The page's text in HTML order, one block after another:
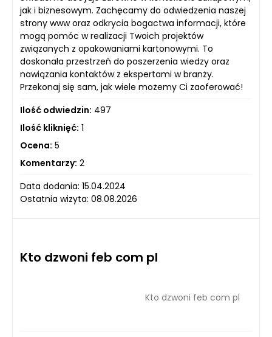
jak i biznesowym. Zachęcamy do odwiedzenia naszej
strony www oraz odkrycia bogactwa informacji, które
mogą pomóc w realizacji Twoich projektów
związanych z opakowaniami kartonowymi. To
doskonała przestrzeń do poszerzenia wiedzy oraz
nawiązania kontaktów z ekspertami w branży.
Przekonaj się sam, jak wiele możemy Ci zaoferować!
Ilość odwiedzin: 497
Ilość kliknięć: 1
Ocena: 5
Komentarzy: 2
Data dodania: 15.04.2024
Ostatnia wizyta: 08.08.2026
Kto dzwoni feb com pl
Kto dzwoni feb com pl